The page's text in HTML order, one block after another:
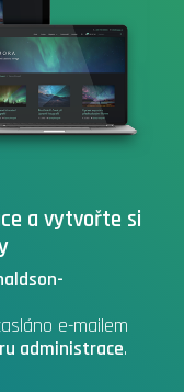
a vytvořte si
e-mailem
administrace.